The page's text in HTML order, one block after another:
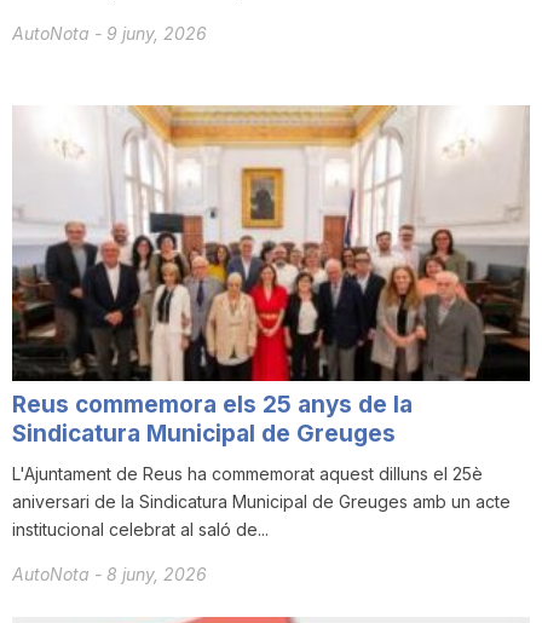
o
n
a
AutoNota - 9 juny, 2026
Reus commemora els 25 anys de la
Sindicatura Municipal de Greuges
L'Ajuntament de Reus ha commemorat aquest dilluns el 25è
aniversari de la Sindicatura Municipal de Greuges amb un acte
institucional celebrat al saló de...
AutoNota - 8 juny, 2026